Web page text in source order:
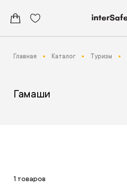
Главная Каталог Туризм
Гамаши
1 товаров